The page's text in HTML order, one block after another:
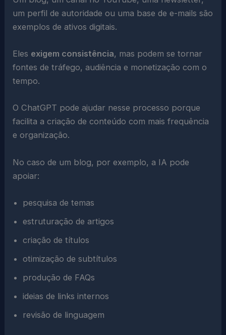
um perfil de autoridade ou uma base de e-mails são
exemplos de ativos digitais.
Eles exigem consistência, mas podem se tornar
fontes de tráfego, audiência e monetização com o
tempo.
O ChatGPT pode ajudar nesse processo porque
facilita a criação de conteúdo com mais frequência
e organização.
No caso de um blog, por exemplo, a IA pode
apoiar:
pesquisa de temas
estruturação de artigos
criação de títulos
otimização de subtítulos
produção de FAQs
ideias de links internos
revisão de linguagem